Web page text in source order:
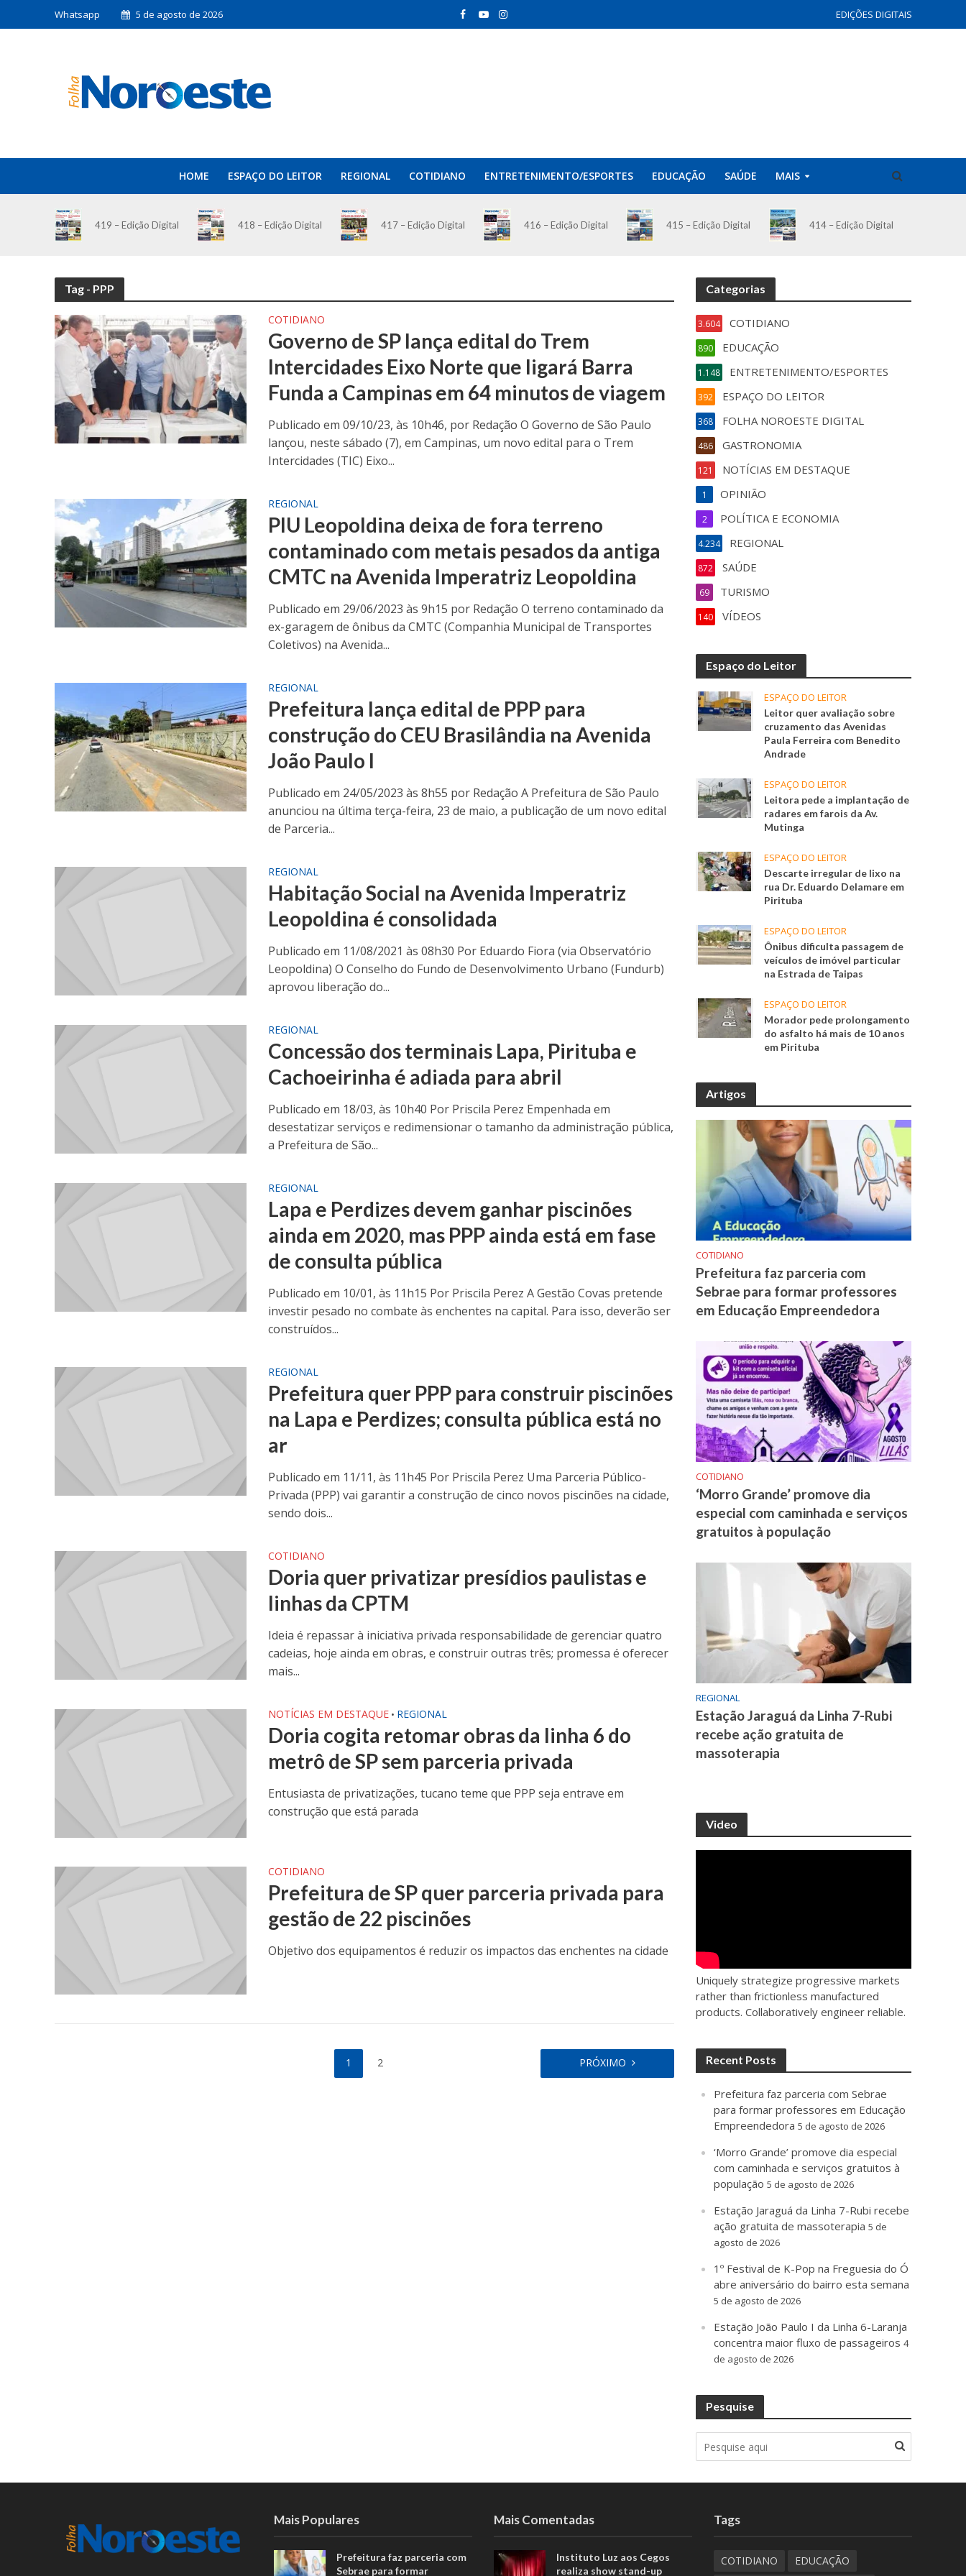
Whatsapp 5 de agosto de 2026 EDIÇÕES DIGITAIS
HOME ESPAÇO DO LEITOR REGIONAL COTIDIANO ENTRETENIMENTO/ESPORTES EDUCAÇÃO SAÚDE MAIS
419 – Edição Digital 418 – Edição Digital 417 – Edição Digital 416 – Edição Digital 415 – Edição Digital 414 – Edição Digital
Tag - PPP
COTIDIANO
Governo de SP lança edital do Trem
Intercidades Eixo Norte que ligará Barra
Funda a Campinas em 64 minutos de viagem
Publicado em 09/10/23, às 10h46, por Redação O Governo de São Paulo
lançou, neste sábado (7), em Campinas, um novo edital para o Trem
Intercidades (TIC) Eixo...
REGIONAL
PIU Leopoldina deixa de fora terreno
contaminado com metais pesados da antiga
CMTC na Avenida Imperatriz Leopoldina
Publicado em 29/06/2023 às 9h15 por Redação O terreno contaminado da
ex-garagem de ônibus da CMTC (Companhia Municipal de Transportes
Coletivos) na Avenida...
REGIONAL
Prefeitura lança edital de PPP para
construção do CEU Brasilândia na Avenida
João Paulo I
Publicado em 24/05/2023 às 8h55 por Redação A Prefeitura de São Paulo
anunciou na última terça-feira, 23 de maio, a publicação de um novo edital
de Parceria...
REGIONAL
Habitação Social na Avenida Imperatriz
Leopoldina é consolidada
Publicado em 11/08/2021 às 08h30 Por Eduardo Fiora (via Observatório
Leopoldina) O Conselho do Fundo de Desenvolvimento Urbano (Fundurb)
aprovou liberação do...
REGIONAL
Concessão dos terminais Lapa, Pirituba e
Cachoeirinha é adiada para abril
Publicado em 18/03, às 10h40 Por Priscila Perez Empenhada em
desestatizar serviços e redimensionar o tamanho da administração pública,
a Prefeitura de São...
REGIONAL
Lapa e Perdizes devem ganhar piscinões
ainda em 2020, mas PPP ainda está em fase
de consulta pública
Publicado em 10/01, às 11h15 Por Priscila Perez A Gestão Covas pretende
investir pesado no combate às enchentes na capital. Para isso, deverão ser
construídos...
REGIONAL
Prefeitura quer PPP para construir piscinões
na Lapa e Perdizes; consulta pública está no
ar
Publicado em 11/11, às 11h45 Por Priscila Perez Uma Parceria Público-
Privada (PPP) vai garantir a construção de cinco novos piscinões na cidade,
sendo dois...
COTIDIANO
Doria quer privatizar presídios paulistas e
linhas da CPTM
Ideia é repassar à iniciativa privada responsabilidade de gerenciar quatro
cadeias, hoje ainda em obras, e construir outras três; promessa é oferecer
mais...
NOTÍCIAS EM DESTAQUE • REGIONAL
Doria cogita retomar obras da linha 6 do
metrô de SP sem parceria privada
Entusiasta de privatizações, tucano teme que PPP seja entrave em
construção que está parada
COTIDIANO
Prefeitura de SP quer parceria privada para
gestão de 22 piscinões
Objetivo dos equipamentos é reduzir os impactos das enchentes na cidade
1 2 PRÓXIMO
Categorias
COTIDIANO
3.604
EDUCAÇÃO
890
ENTRETENIMENTO/ESPORTES
1.148
ESPAÇO DO LEITOR
392
FOLHA NOROESTE DIGITAL
368
GASTRONOMIA
486
NOTÍCIAS EM DESTAQUE
121
OPINIÃO
1
POLÍTICA E ECONOMIA
2
REGIONAL
4.234
SAÚDE
872
TURISMO
69
VÍDEOS
140
Espaço do Leitor
ESPAÇO DO LEITOR
Leitor quer avaliação sobre
cruzamento das Avenidas
Paula Ferreira com Benedito
Andrade
ESPAÇO DO LEITOR
Leitora pede a implantação de
radares em farois da Av.
Mutinga
ESPAÇO DO LEITOR
Descarte irregular de lixo na
rua Dr. Eduardo Delamare em
Pirituba
ESPAÇO DO LEITOR
Ônibus dificulta passagem de
veículos de imóvel particular
na Estrada de Taipas
ESPAÇO DO LEITOR
Morador pede prolongamento
do asfalto há mais de 10 anos
em Pirituba
Artigos
COTIDIANO
Prefeitura faz parceria com
Sebrae para formar professores
em Educação Empreendedora
COTIDIANO
‘Morro Grande’ promove dia
especial com caminhada e serviços
gratuitos à população
REGIONAL
Estação Jaraguá da Linha 7-Rubi
recebe ação gratuita de
massoterapia
Video
Uniquely strategize progressive markets
rather than frictionless manufactured
products. Collaboratively engineer reliable.
Recent Posts
Prefeitura faz parceria com Sebrae
para formar professores em Educação
Empreendedora 5 de agosto de 2026
‘Morro Grande’ promove dia especial
com caminhada e serviços gratuitos à
população 5 de agosto de 2026
Estação Jaraguá da Linha 7-Rubi recebe
ação gratuita de massoterapia 5 de
agosto de 2026
1º Festival de K-Pop na Freguesia do Ó
abre aniversário do bairro esta semana
5 de agosto de 2026
Estação João Paulo I da Linha 6-Laranja
concentra maior fluxo de passageiros 4
de agosto de 2026
Pesquise
Mais Populares
Prefeitura faz parceria com
Sebrae para formar
Mais Comentadas
Instituto Luz aos Cegos
realiza show stand-up
Tags
COTIDIANO EDUCAÇÃO